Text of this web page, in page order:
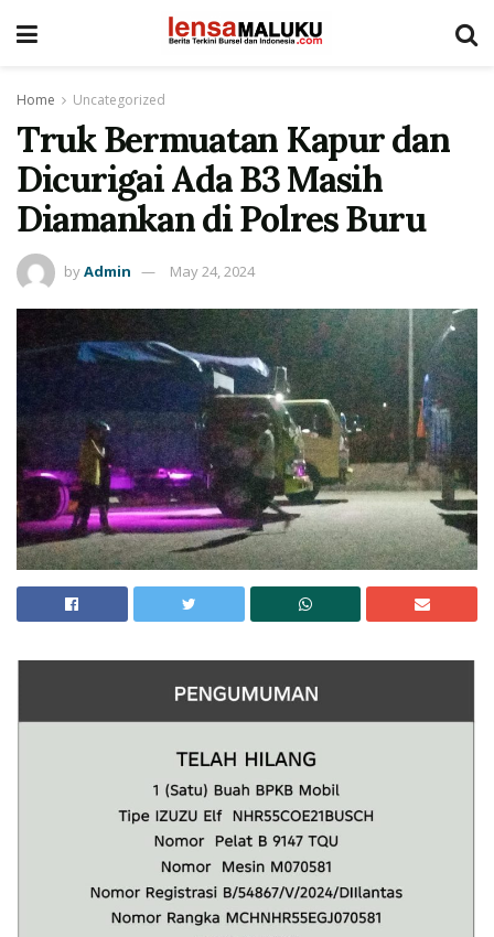
Home Uncategorized
Truk Bermuatan Kapur dan
Dicurigai Ada B3 Masih
Diamankan di Polres Buru
byAdmin May 24, 2024